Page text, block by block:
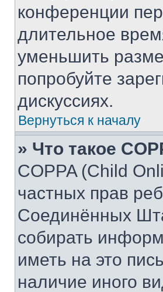
конференции
длительное
уменьшить
попробуйте
дискуссиях.
Вернуться к началу
» Что такое
COPPA (Child
частных прав
Соединённых
собирать
иметь на это
наличие иного